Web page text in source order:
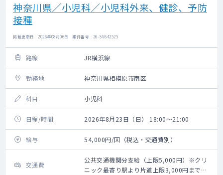
神奈川県／小児科／小児科外来、健診、予防
接種
掲載更新日 : 2026年08月06日 案件番号 : 26-SV642525
路線 JR横浜線
勤務地 神奈川県相模原市南区
科目 小児科
日程/時間 2026年8月23日（日） 18:00～21:00
給与 54,000円/回（税込・交通費別）
交通費
公共交通機関分支給（上限5,000円）※クリ
ニック最寄り駅より片道上限3,000円までの